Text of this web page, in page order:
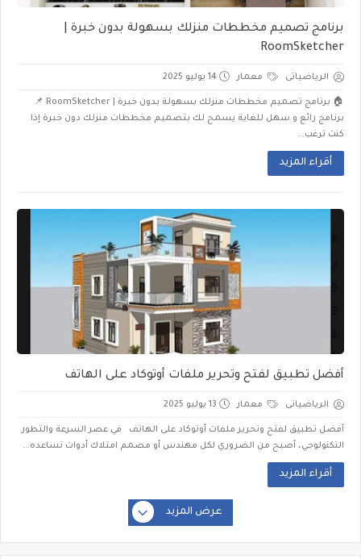
برنامج تصميم مخططات منزلك بسهولة بدون خبرة |
RoomSketcher
الرياضياتى معمار 14 يوليو 2025
🏠 برنامج تصميم مخططات منزلك بسهولة بدون خبرة | RoomSketcher 📌
برنامج رائع و سهل للغاية يسمح لك بتصميم مخططات منزلك دون خبرة إذا
كنت ترغب...
أقراء المزيد
أفضل تطبيق لفتح وتحرير ملفات أوتوكاد على الهاتف
الرياضياتى معمار 13 يوليو 2025
أفضل تطبيق لفتح وتحرير ملفات أوتوكاد على الهاتف في عصر السرعة والتطور
التكنولوجي، أصبح من الضروري لكل مهندس أو مصمم امتلاك أدوات تساعده...
أقراء المزيد
عرض المزيد